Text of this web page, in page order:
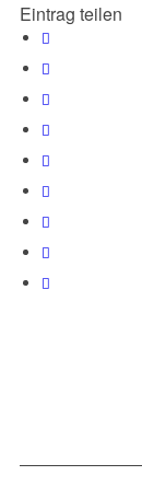
Eintrag teilen